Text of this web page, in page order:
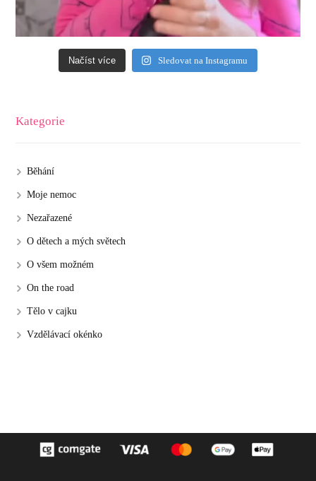
Načíst více Sledovat na Instagramu
Kategorie
Běhání
Moje nemoc
Nezařazené
O dětech a mých světech
O všem možném
On the road
Tělo v cajku
Vzdělávací okénko